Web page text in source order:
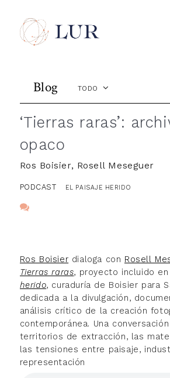
Blog TODO
‘Tierras raras’:
opaco
Ros Boisier, Rosell Meseguer
PODCAST EL PAISAJE HERIDO
Ros Boisier dialoga con Rosell
Tierras raras, proyecto incluido
herido, curaduría de Boisier para
dedicada a la divulgación,
análisis crítico de la creación
contemporánea. Una
territorios de extracción, las
las tensiones entre paisaje,
representación